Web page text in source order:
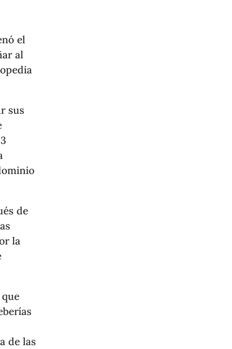
el
al
sus
de
la
de las